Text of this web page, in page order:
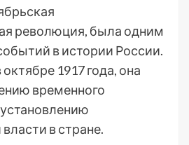
революция, была одним
в истории России.
1917 года, она
временного
в стране.